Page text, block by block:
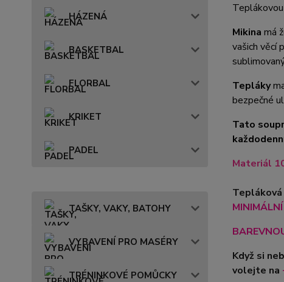
HÁZENÁ
BASKETBAL
FLORBAL
KRIKET
PADEL
TAŠKY, VAKY, BATOHY
VYBAVENÍ PRO MASÉRY
TRÉNINKOVÉ POMŮCKY
Mikina má
vašich věcí
Tepláky
bezpečné
Tato
Materiál
Když si
volejte na